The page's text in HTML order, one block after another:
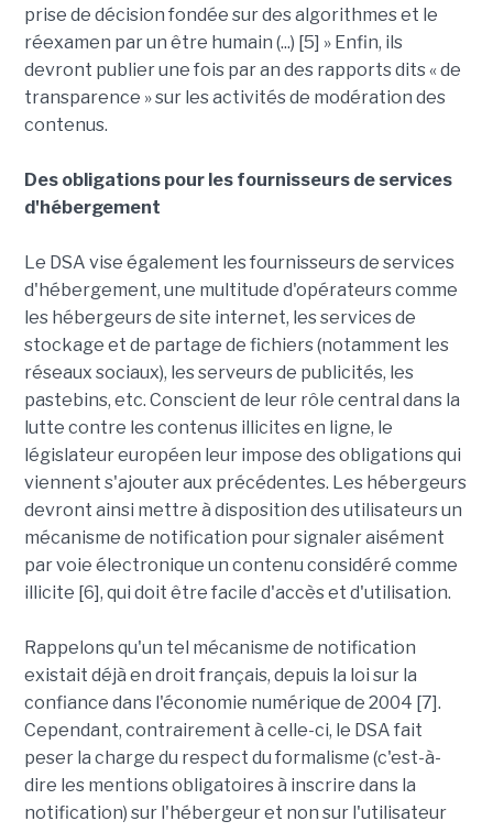
prise de décision fondée sur des algorithmes et le
réexamen par un être humain (...) [5] » Enfin, ils
devront publier une fois par an des rapports dits « de
transparence » sur les activités de modération des
contenus.
Des obligations pour les fournisseurs de services
d'hébergement
Le DSA vise également les fournisseurs de services
d'hébergement, une multitude d'opérateurs comme
les hébergeurs de site internet, les services de
stockage et de partage de fichiers (notamment les
réseaux sociaux), les serveurs de publicités, les
pastebins, etc. Conscient de leur rôle central dans la
lutte contre les contenus illicites en ligne, le
législateur européen leur impose des obligations qui
viennent s'ajouter aux précédentes. Les hébergeurs
devront ainsi mettre à disposition des utilisateurs un
mécanisme de notification pour signaler aisément
par voie électronique un contenu considéré comme
illicite [6], qui doit être facile d'accès et d'utilisation.
Rappelons qu'un tel mécanisme de notification
existait déjà en droit français, depuis la loi sur la
confiance dans l'économie numérique de 2004 [7].
Cependant, contrairement à celle-ci, le DSA fait
peser la charge du respect du formalisme (c'est-à-
dire les mentions obligatoires à inscrire dans la
notification) sur l'hébergeur et non sur l'utilisateur